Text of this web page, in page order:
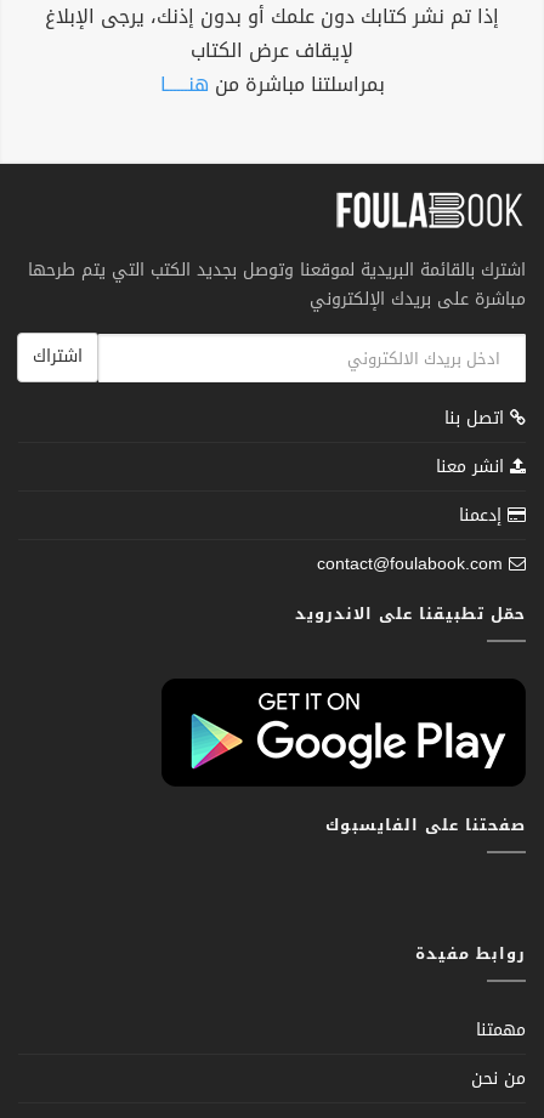
إذا تم نشر كتابك دون علمك أو بدون إذنك، يرجى الإبلاغ
لإيقاف عرض الكتاب
بمراسلتنا مباشرة من هنــــــا
اشترك بالقائمة البريدية لموقعنا وتوصل بجديد الكتب التي يتم طرحها
مباشرة على بريدك الإلكتروني
اشتراك
اتصل بنا
انشر معنا
إدعمنا
contact@foulabook.com
حمّل تطبيقنا على الاندرويد
صفحتنا على الفايسبوك
روابط مفيدة
مهمتنا
من نحن